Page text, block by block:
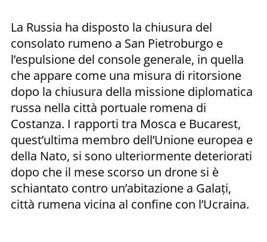
La Russia ha disposto la chiusura del
consolato rumeno a San Pietroburgo e
l’espulsione del console generale, in quella
che appare come una misura di ritorsione
dopo la chiusura della missione diplomatica
russa nella città portuale romena di
Costanza. I rapporti tra Mosca e Bucarest,
quest’ultima membro dell’Unione europea e
della Nato, si sono ulteriormente deteriorati
dopo che il mese scorso un drone si è
schiantato contro un’abitazione a Galați,
città rumena vicina al confine con l’Ucraina.